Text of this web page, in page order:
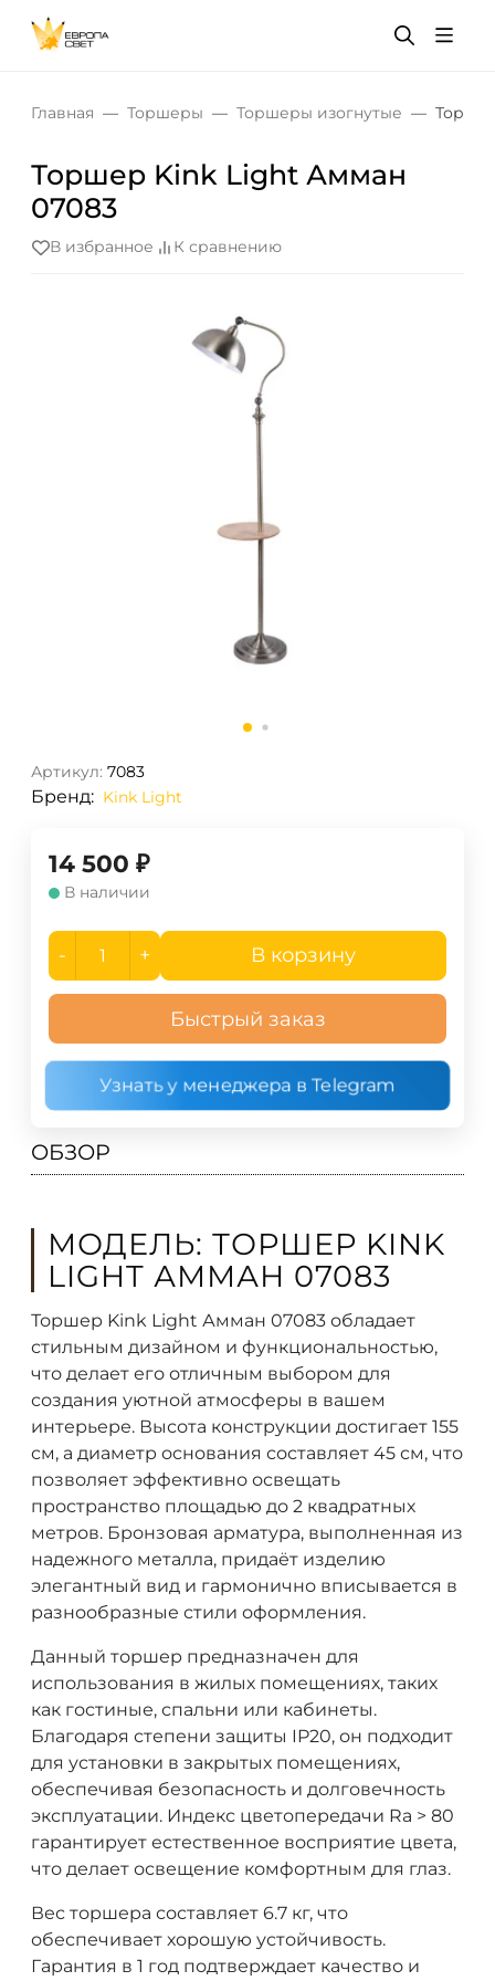
Главная Торшеры Торшеры изогнутые
Торшер Kink Light Амман
07083
В избранное К сравнению
Артикул: 7083
Бренд: Kink Light
14 500 ₽
В наличии
- + В корзину
Быстрый заказ
Узнать у менеджера в Telegram
ОБЗОР
МОДЕЛЬ: ТОРШЕР KINK
LIGHT АММАН 07083
Торшер Kink Light Амман 07083 обладает
стильным дизайном и функциональностью,
что делает его отличным выбором для
создания уютной атмосферы в вашем
интерьере. Высота конструкции достигает 155
см, а диаметр основания составляет 45 см, что
позволяет эффективно освещать
пространство площадью до 2 квадратных
метров. Бронзовая арматура, выполненная из
надежного металла, придаёт изделию
элегантный вид и гармонично вписывается в
разнообразные стили оформления.
Данный торшер предназначен для
использования в жилых помещениях, таких
как гостиные, спальни или кабинеты.
Благодаря степени защиты IP20, он подходит
для установки в закрытых помещениях,
обеспечивая безопасность и долговечность
эксплуатации. Индекс цветопередачи Ra > 80
гарантирует естественное восприятие цвета,
что делает освещение комфортным для глаз.
Вес торшера составляет 6.7 кг, что
обеспечивает хорошую устойчивость.
Гарантия в 1 год подтверждает качество и